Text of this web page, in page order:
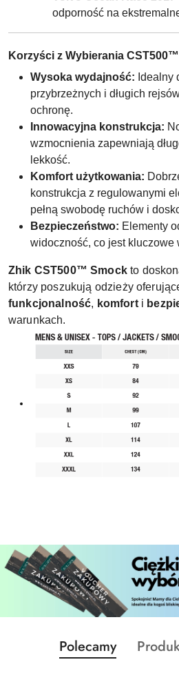
odporność na
Korzyści z Wybierania
Wysoka wydajność: Idealny
przybrzeżnych i długich
ochronę.
Innowacyjna konstrukcja:
wzmocnienia zapewniają
lekkość.
Komfort użytkowania:
konstrukcja z regulowanymi
pełną swobodę ruchów i
Bezpieczeństwo: Elementy
widoczność, co jest kluczowe
Zhik CST500™ Smockto
którzy poszukują odzieży
funkcjonalność, komforti
warunkach.
Pomiń karuzelę produktów
Produkty
o
Polecamy